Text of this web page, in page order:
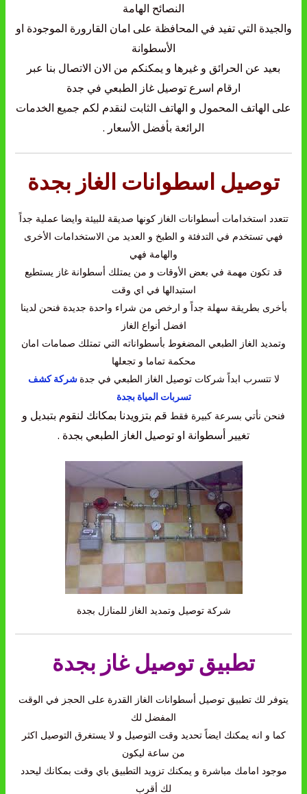
النصائح الهامة
والجيدة التي تفيد في المحافظة على امان القارورة الموجودة او
الأسطوانة
بعيد عن الحرائق و غيرها و يمكنكم من الان الاتصال بنا عبر
ارقام اسرع توصيل غاز الطبعي في جدة
على الهاتف المحمول و الهاتف الثابت لنقدم لكم جميع الخدمات
الرائعة بأفضل الأسعار .
توصيل اسطوانات الغاز بجدة
تتعدد استخدامات أسطوانات الغاز كونها صديقة للبيئة وايضا عملية جداً
فهي تستخدم في التدفئة و الطبخ و العديد من الاستخدامات الأخرى
والهامة فهي
قد تكون مهمة في بعض الأوقات و من يمتلك أسطوانة غاز يستطيع
استبدالها في اي وقت
بأخرى بطريقة سهلة جداً و ارخص من شراء واحدة جديدة فنحن لدينا
افضل أنواع الغاز
وتمديد الغاز الطبعي المضغوط بأسطواناته التي تمتلك صمامات امان
محكمة تماما و تجعلها
لا تتسرب ابداً شركات توصيل الغاز الطبعي في جدة شركة كشف
تسربات المياة بجدة
فنحن نأتي بسرعة كبيرة فقط قم بتزويدنا بمكانك لنقوم بتبديل و
تغيير أسطوانة او توصيل الغاز الطبعي بجدة .
شركة توصيل وتمديد الغاز للمنازل بجدة
تطبيق توصيل غاز بجدة
يتوفر لك تطبيق توصيل أسطوانات الغاز القدرة على الحجز في الوقت
المفضل لك
كما و انه يمكنك ايضاً تحديد وقت التوصيل و لا يستغرق التوصيل اكثر
من ساعة ليكون
موجود امامك مباشرة و يمكنك تزويد التطبيق باي وقت بمكانك ليحدد
لك أقرب